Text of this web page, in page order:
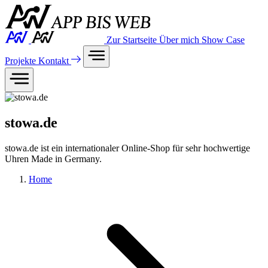
Zur Startseite Über mich Show Case
Projekte Kontakt
stowa.de
stowa.de ist ein internationaler Online-Shop für sehr hochwertige
Uhren Made in Germany.
Home